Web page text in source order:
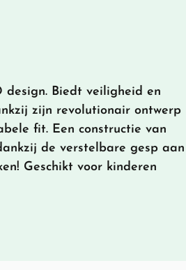
design. Biedt veiligheid en
zijn revolutionair ontwerp
fit. Een constructie van
de verstelbare gesp aan
Geschikt voor kinderen